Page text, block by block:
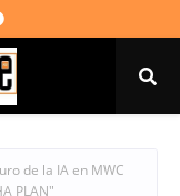
de la IA en MWC
PLAN"